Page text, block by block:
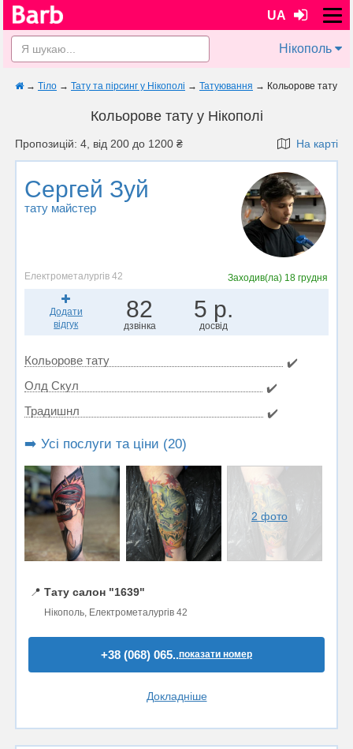
UA
Нікополь
→ Тіло → Тату та пірсинг у Нікополі → Татуювання → Кольорове тату
Кольорове тату у Нікополі
Пропозицій: 4, від 200 до 1200 ₴ На карті
Сергей Зуй
тату майстер
Електрометалургів 42 Заходив(ла) 18 грудня
Додати
відгук
82
дзвінка
5 р.
досвід
Кольорове тату
✔️
Олд Скул
✔️
Традишнл
✔️
➡️ Усі послуги та ціни (20)
2 фото
📍 Тату салон "1639"
Нікополь, Електрометалургів 42
+38 (068) 065..показати номер
Докладніше